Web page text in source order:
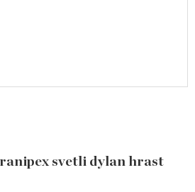
svetli dylan hrast